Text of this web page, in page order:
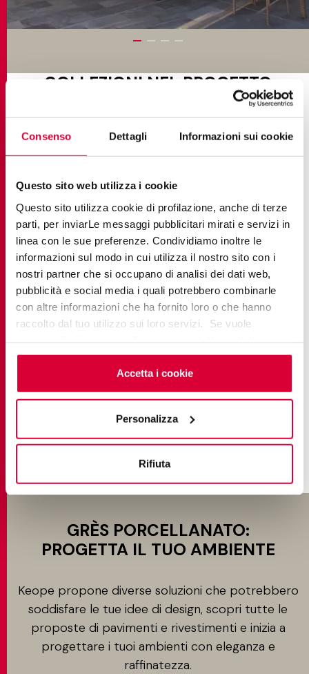
Consenso Dettagli Informazioni sui cookie
Questo sito web utilizza i cookie
Questo sito utilizza cookie di profilazione, anche di terze
parti, per inviarLe messaggi pubblicitari mirati e servizi in
linea con le sue preferenze. Condividiamo inoltre le
informazioni sul modo in cui utilizza il nostro sito con i
nostri partner che si occupano di analisi dei dati web,
pubblicità e social media i quali potrebbero combinarle
con altre informazioni che ha fornito loro o che hanno
raccolto dal tuo utilizzo sui loro servizi. Se vuole
cookieclicchi qui. Il consenso può essere espresso
cliccando sul tasto “Accetta i cookie”. Se non vuole i
cookie di profilazione può negare il consenso sul tasto
Accetta i cookie
Personalizza
Rifiuta
COLLEZIONI NEL PROGETTO
POINT | SMART
GRÈS PORCELLANATO:
PROGETTA IL TUO AMBIENTE
Keope propone diverse soluzioni che potrebbero
soddisfare le tue idee di design, scopri tutte le
proposte di pavimenti e rivestimenti e inizia a
progettare i tuoi ambienti con eleganza e
raffinatezza.